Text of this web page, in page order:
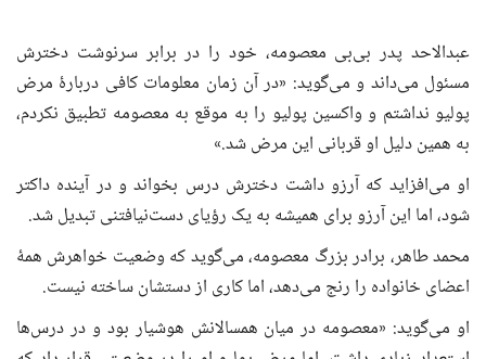
عبدالاحد پدر بی‌بی معصومه، خود را در برابر سرنوشت دخترش
مسئول می‌داند و می‌گوید: «در آن زمان معلومات کافی دربارهٔ مرض
پولیو نداشتم و واکسین پولیو را به موقع به معصومه تطبیق نکردم،
به همین دلیل او قربانی این مرض شد.»
او می‌افزاید که آرزو داشت دخترش درس بخواند و در آینده داکتر
شود، اما این آرزو برای همیشه به یک رؤیای دست‌نیافتنی تبدیل شد.
محمد طاهر، برادر بزرگ معصومه، می‌گوید که وضعیت خواهرش همهٔ
اعضای خانواده را رنج می‌دهد، اما کاری از دستشان ساخته نیست.
او می‌گوید: «معصومه در میان همسالانش هوشیار بود و در درس‌ها